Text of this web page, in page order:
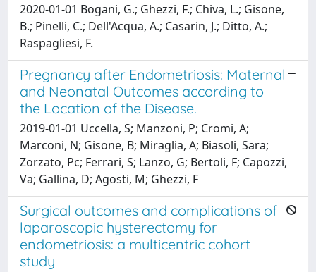
2020-01-01 Bogani, G.; Ghezzi, F.; Chiva, L.; Gisone,
B.; Pinelli, C.; Dell'Acqua, A.; Casarin, J.; Ditto, A.;
Raspagliesi, F.
Pregnancy after Endometriosis: Maternal
and Neonatal Outcomes according to
the Location of the Disease.
2019-01-01 Uccella, S; Manzoni, P; Cromi, A;
Marconi, N; Gisone, B; Miraglia, A; Biasoli, Sara;
Zorzato, Pc; Ferrari, S; Lanzo, G; Bertoli, F; Capozzi,
Va; Gallina, D; Agosti, M; Ghezzi, F
Surgical outcomes and complications of
laparoscopic hysterectomy for
endometriosis: a multicentric cohort
study